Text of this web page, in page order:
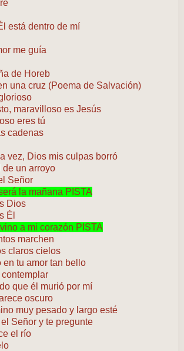
está dentro de mí
me guía
de Horeb
una cruz (Poema de Salvación)
maravilloso es Jesús
eres tú
cadenas
vez, Dios mis culpas borró
un arroyo
Señor
la mañana PISTA
Dios
Él
a mi corazón PISTA
marchen
claros cielos
tu amor tan bello
que él murió por mí
oscuro
muy pesado y largo esté
Señor y te pregunte
el río